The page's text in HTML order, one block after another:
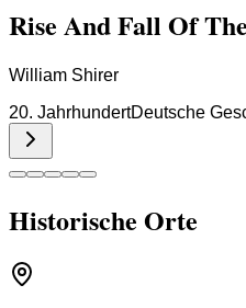
Rise And Fall Of
William Shirer
20. JahrhundertDeutsche
Historische Orte